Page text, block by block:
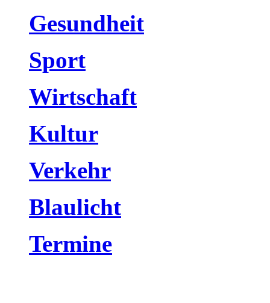
Gesundheit
Sport
Wirtschaft
Kultur
Verkehr
Blaulicht
Termine